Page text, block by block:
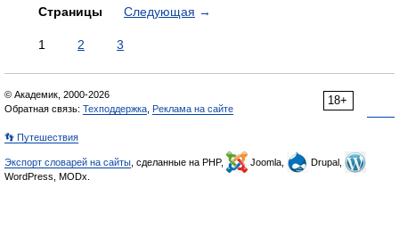
Страницы Следующая →
1 2 3
18+
© Академик, 2000-2026
Обратная связь: Техподдержка Реклама на сайте
👣 Путешествия
Экспорт словарей на сайты , сделанные на PHP, Joomla,
Drupal,
WordPress, MODx.